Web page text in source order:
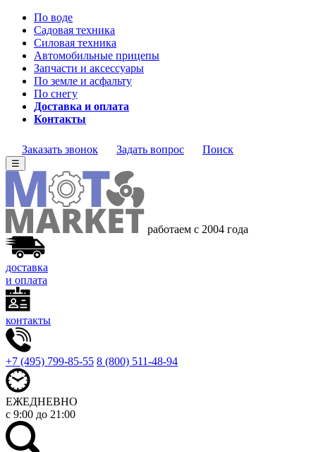
По воде
Садовая техника
Силовая техника
Автомобильные прицепы
Запчасти и аксессуары
По земле и асфальту
По снегу
Доставка и оплата
Контакты
Заказать звонок Задать вопрос Поиск
☰
работаем с 2004 года
доставка
и оплата
контакты
+7 (495) 799-85-55 8 (800) 511-48-94
ЕЖЕДНЕВНО
с 9:00 до 21:00